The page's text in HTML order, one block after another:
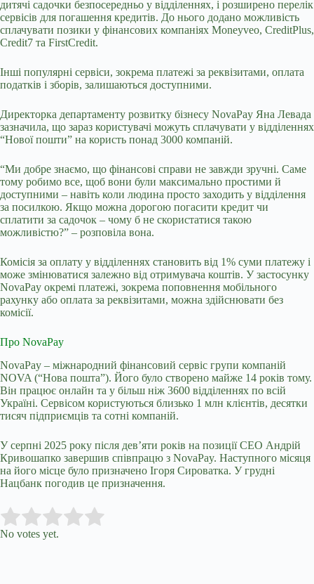
дитячі садочки безпосередньо у відділеннях, і розширено перелік
сервісів для погашення кредитів. До нього додано можливість
сплачувати позики у фінансових компаніях Moneyveo, CreditPlus,
Credit7 та FirstCredit.
Інші популярні сервіси, зокрема платежі за реквізитами, оплата
податків і зборів, залишаються доступними.
Директорка департаменту розвитку бізнесу NovaPay Яна Левада
зазначила, що зараз користувачі можуть сплачувати у відділеннях
“Нової пошти” на користь понад 3000 компаній.
“Ми добре знаємо, що фінансові справи не завжди зручні. Саме
тому робимо все, щоб вони були максимально простими й
доступними – навіть коли людина просто заходить у відділення
за посилкою. Якщо можна дорогою погасити кредит чи
сплатити за садочок – чому б не скористатися такою
можливістю?” – розповіла вона.
Комісія за оплату у відділеннях становить від 1% суми платежу і
може змінюватися залежно від отримувача коштів. У застосунку
NovaPay окремі платежі, зокрема поповнення мобільного
рахунку або оплата за реквізитами, можна здійснювати без
комісії.
Про NovaPay
NovaPay – міжнародний фінансовий сервіс групи компаній
NOVA (“Нова пошта”). Його було створено майже 14 років тому.
Він працює онлайн та у більш ніж 3600 відділеннях по всій
Україні. Сервісом користуються близько 1 млн клієнтів, десятки
тисяч підприємців та сотні компаній.
У серпні 2025 року після дев’яти років на позиції СЕО Андрій
Кривошапко завершив співпрацю з NovaPay. Наступного місяця
на його місце було призначено Ігоря Сироватка. У грудні
Нацбанк погодив це призначення.
Rate this item:
No votes yet.